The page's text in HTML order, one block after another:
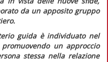
da un apposito gruppo
guida è individuato nel
un approccio
stessa nella relazione